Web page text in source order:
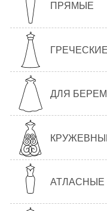
ПРЯМЫЕ
ДЛЯ
АТЛАСНЫЕ